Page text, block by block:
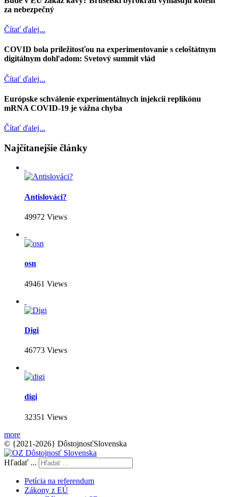
za nebezpečný
Čítať ďalej...
COVID bola príležitosťou na experimentovanie s celoštátnym
digitálnym dohľadom: Svetový summit vlád
Čítať ďalej...
Európske schválenie experimentálnych injekcií replikónu
mRNA COVID-19 je vážna chyba
Čítať ďalej...
Najčítanejšie články
Antislováci?
49972 Views
osn
49461 Views
Digi
46773 Views
digi
32351 Views
more
© {2021-2026} DôstojnosťSlovenska
Hľadať ...
Petícia na referendum
Zákony z EÚ